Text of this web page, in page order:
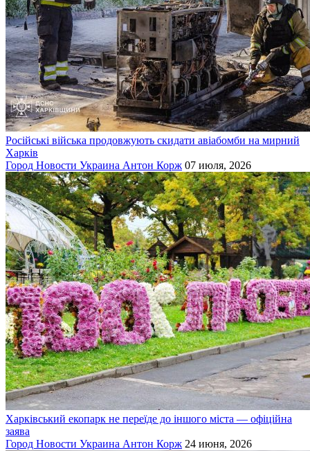
Російські війська продовжують скидати авіабомби на мирний
Харків
Город Новости Украина Антон Корж 07 июля, 2026
Харківський екопарк не переїде до іншого міста — офіційна
заява
Город Новости Украина Антон Корж 24 июня, 2026